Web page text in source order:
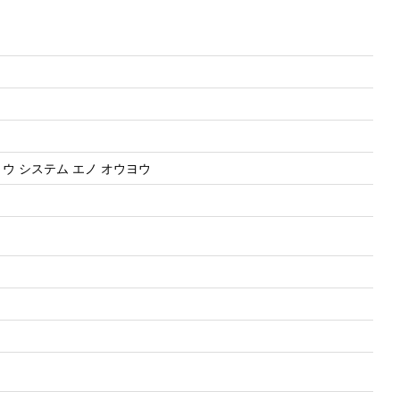
システム エノ オウヨウ